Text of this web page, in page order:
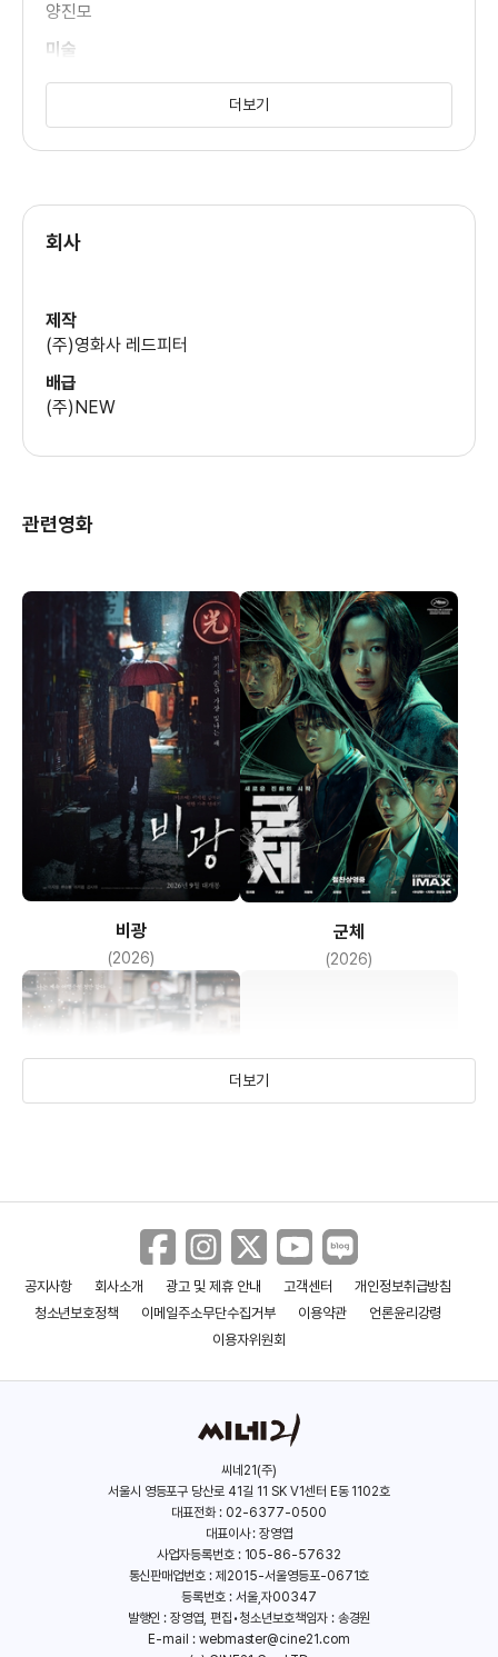
루미의 상가를 습격한 용역깡패 두목 민사장(김민재)은 석헌의
아연실색한다. 어느 현장에서나 실패를 모르던 민사장은 석헌의
초능력에 주민들을 내좇지도 못하고 자신의 위에 있는 태산건설의
압박을 받는 모양새다. 이런 와중에 민사장이 태산건설의
당하는 모습은 한국을 지배하고 있는 재벌이라는 거대 조직의
속성이
소위 말하는 어둠의 세계에 몸담고 있는 폭력배들을 능가한다는
해결을 해 나간다. 한국 재벌은 단순히 악할 뿐만 아니라 더
끔찍하게도
나쁜 짓에 도가 텄다는 현실을 반영하는 것이다.
정의감이 많은 인권 변호사 김정현(박정민)은 철거 현장 주민들을
도와주려고 하지만 결국 홍상무의 계략에 무너져 내리며 울분의
눈물을
흘릴 뿐이다. 홍상무는 석헌의 가공할만한 초능력을 보고도
석헌을
유치장에 감금하고 유치장으로 찾아와 석헌에게 대한민국의
만성적이고 최악의 속성을 일깨우며 주제나 알고 자기 밑에서
일이나
하던가 무일푼으로 살지를 결정하라고 윽박을 지르듯이 제안을
존재 자체를 사람으로서 생각하지 않으며 사람이 아닌 물건이
초능력을 가졌다 한들 별것도 아니라고 생각한다.
결국 석헌은 홍상무의 마지막 전쟁에 뛰어들어 주민들을 구해내고
자신이 대표로 경찰에 붙들려 간다. 마지막 전투에서 특히
박스에 경찰특공대 대원들이 탑승해 건물로 투입되는 과정은
용산을 재현해 내며 경찰과 용역깡패의 연합작전이 펼치는 탄압과
폭행은 재벌과 그 세력에 기생하는 괴물들이 한국을 지배하고
전형적인 방식이다.
태항호
양진모
미술
분장
최태영
소품
유청
조명
황효균
이희은
정도안
전영
더보기
회사
제작
(주)영화사 레드피터
배급
(주)NEW
관련영화
비광
(2026)
군체
(2026)
여행과 나날 실낙원
더보기
공지사항 회사소개 광고 및 제휴 안내 고객센터
개인정보취급방침
청소년보호정책
이메일주소무단수집거부 이용약관
언론윤리강령
이용자위원회
씨네21(주)
서울시 영등포구 당산로 41길 11 SK V1센터 E동 1102호
대표전화 : 02-6377-0500
대표이사 : 장영엽
사업자등록번호 : 105-86-57632
통신판매업번호 : 제2015-서울영등포-0671호
등록번호 : 서울,자00347
발행인 : 장영엽, 편집•청소년보호책임자 : 송경원
E-mail : webmaster@cine21.com